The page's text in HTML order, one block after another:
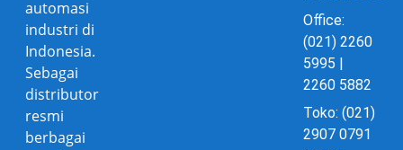
automasi
industri di
Indonesia.
Sebagai
distributor
resmi
berbagai
Office:
(021) 2260
5995 |
2260 5882
Toko: (021)
2907 0791